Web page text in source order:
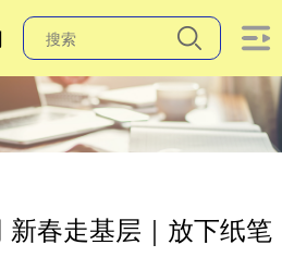
春走基层｜放下纸笔